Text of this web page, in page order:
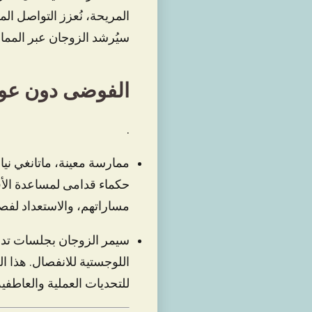
المريحة، نُعزز التواصل
سيُرشد الزوجان عبر
الفوضى دون
.
ممارسة معينة، ماتانغي
حكماء قدامى لمساعدة
مساراتهم، والاستعداد
سيمر الزوجان بجلسات
اللوجستية للانفصال.
للتحديات العملية